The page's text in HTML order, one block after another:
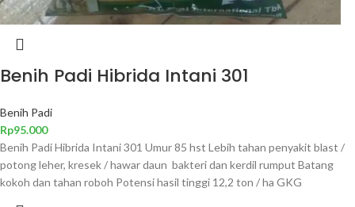
Benih Padi Hibrida Intani 301
Benih Padi
Rp95.000
Benih Padi Hibrida Intani 301 Umur 85 hst Lebih tahan penyakit blast /
potong leher, kresek / hawar daun bakteri dan kerdil rumput Batang
kokoh dan tahan roboh Potensi hasil tinggi 12,2 ton / ha GKG